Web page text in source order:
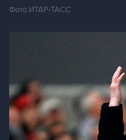
Фото ИТАР-ТАСС